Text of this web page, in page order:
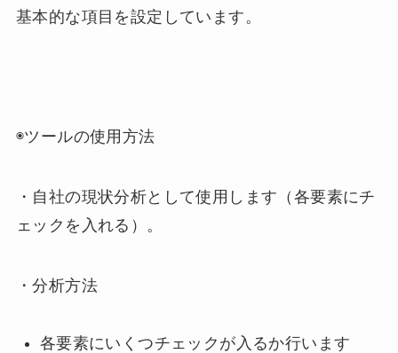
基本的な項目を設定しています。
◉ツールの使用方法
・自社の現状分析として使用します（各要素にチ
ェックを入れる）。
・分析方法
各要素にいくつチェックが入るか行います